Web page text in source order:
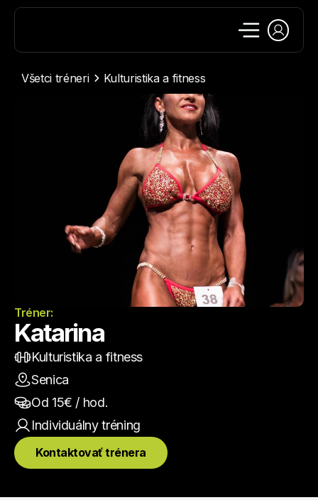
Všetci tréneri Kulturistika a fitness
Tréner:
Katarina
Kulturistika a fitness
Senica
Od 15€ / hod.
Individuálny tréning
Kontaktovať trénera